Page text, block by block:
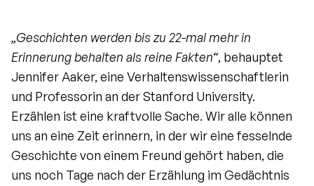
„Geschichten werden bis zu 22-mal mehr in
Erinnerung behalten als reine Fakten“, behauptet
Jennifer Aaker, eine Verhaltenswissenschaftlerin
und Professorin an der Stanford University.
Erzählen ist eine kraftvolle Sache. Wir alle können
uns an eine Zeit erinnern, in der wir eine fesselnde
Geschichte von einem Freund gehört haben, die
uns noch Tage nach der Erzählung im Gedächtnis